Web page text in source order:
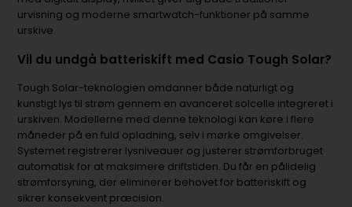
urvisning og moderne smartwatch-funktioner på samme
urskive.
Vil du undgå batteriskift med Casio Tough Solar?
Tough Solar-teknologien omdanner både naturligt og
kunstigt lys til strøm gennem en avanceret solcelle integreret i
urskiven. Modellerne med denne teknologi kan køre i flere
måneder på en fuld opladning, selv i mørke omgivelser.
Systemet registrerer lysniveauer og justerer strømforbruget
automatisk for at maksimere driftstiden. Du får en pålidelig
strømforsyning, der eliminerer behovet for batteriskift og
sikrer konsekvent præcision.